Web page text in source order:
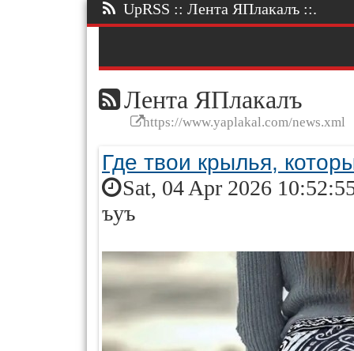
UpRSS :: Лента ЯПлакалъ ::.
Лента ЯПлакалъ
https://www.yaplakal.com/news.xml
Где твои крылья,
Sat, 04 Apr 2026
ъуъ